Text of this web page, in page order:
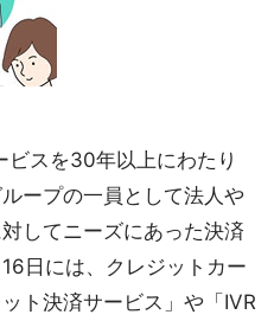
スを30年以上にわたり
ープの一員として法人や
してニーズにあった決済
日には、クレジットカー
ト決済サービス」や「IVR